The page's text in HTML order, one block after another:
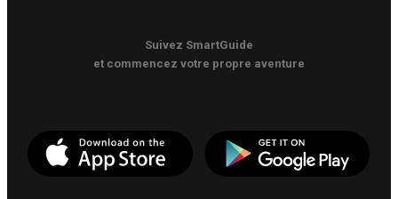
Suivez SmartGuide
et commencez votre propre aventure